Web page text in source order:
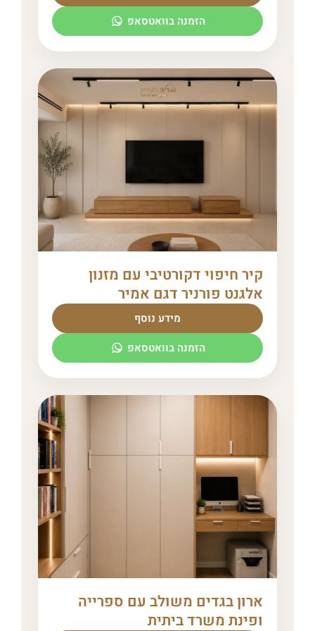
הזמנה בוואטסאפ
קיר חיפוי דקורטיבי עם מזנון
אלגנט פורניר דגם אמיר
מידע נוסף
הזמנה בוואטסאפ
ארון בגדים משולב עם ספרייה
ופינת משרד ביתית